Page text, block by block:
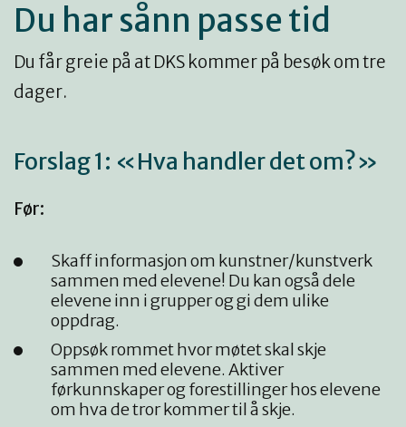
Du har sånn passe tid
Du får greie på at DKS kommer på besøk om tre
dager.
Forslag 1: «Hva handler det om?»
Før:
Skaff informasjon om kunstner/kunstverk
sammen med elevene! Du kan også dele
elevene inn i grupper og gi dem ulike
oppdrag.
Oppsøk rommet hvor møtet skal skje
sammen med elevene. Aktiver
førkunnskaper og forestillinger hos elevene
om hva de tror kommer til å skje.